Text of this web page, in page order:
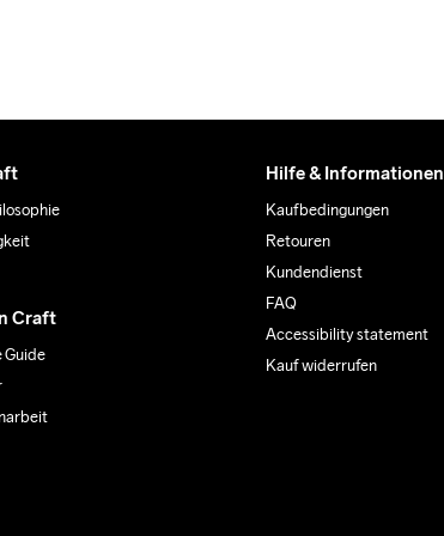
Craft
Guide
Hilfe & Informationen
Kaufbedingungen
Retouren
Kundendienst
FAQ
Accessibility statement
Kauf widerrufen